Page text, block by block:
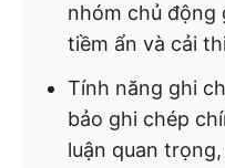
nhóm chủ động
tiềm ẩn và cải
Tính năng ghi
bảo ghi chép
luận quan